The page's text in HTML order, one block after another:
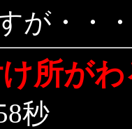
が・・・
け所が
秒